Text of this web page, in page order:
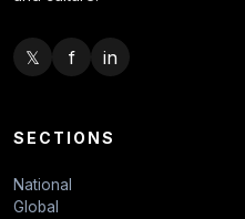
𝕏 f in
SECTIONS
National
Global